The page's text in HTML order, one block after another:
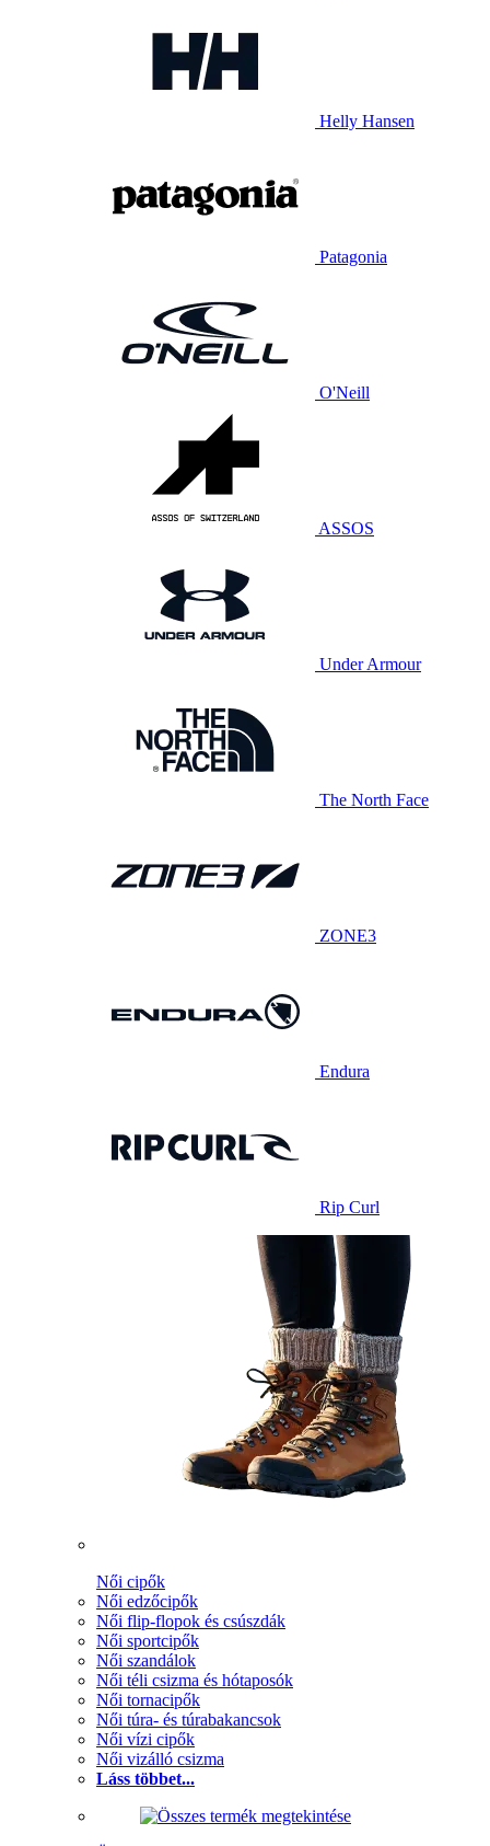
Helly Hansen
Patagonia
O'Neill
ASSOS
Under Armour
The North Face
ZONE3
Endura
Rip Curl
Női cipők
Női edzőcipők
Női flip-flopok és csúszdák
Női sportcipők
Női szandálok
Női téli csizma és hótaposók
Női tornacipők
Női túra- és túrabakancsok
Női vízi cipők
Női vizálló csizma
Láss többet...